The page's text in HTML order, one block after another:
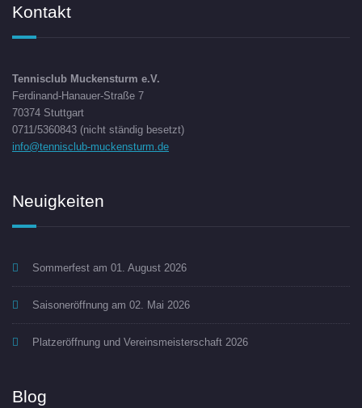
Kontakt
Tennisclub Muckensturm e.V.
Ferdinand-Hanauer-Straße 7
70374 Stuttgart
0711/5360843 (nicht ständig besetzt)
info@tennisclub-muckensturm.de
Neuigkeiten
Sommerfest am 01. August 2026
Saisoneröffnung am 02. Mai 2026
Platzeröffnung und Vereinsmeisterschaft 2026
Blog